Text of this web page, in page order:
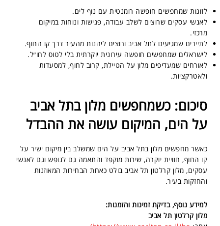
לזוגות שמחפשים חופשה רומנטית עם נוף לים.
לאנשי עסקים שרוצים לשלב עבודה, פגישות ונוחות במיקום
מרכזי.
לתיירים שמגיעים לתל אביב ורוצים ליהנות מהעיר דרך קו החוף.
לישראלים שמחפשים חופשה עירונית יוקרתית בלי לטוס לחו״ל.
לאורחים שמעדיפים מלון על הטיילת, קרוב לחוף, למסעדות
ולאטרקציות.
סיכום: כשמחפשים מלון בתל אביב
על הים, המיקום עושה את ההבדל
כאשר מחפשים מלון בתל אביב על הים שמשלב בין מיקום ישיר על
קו החוף, חוויית יוקרה, שירות מוקפד והתאמה גם לנופש וגם לאנשי
עסקים, מלון קרלטון תל אביב בולט כאחת הבחירות המאוזנות
והחזקות בעיר.
למידע נוסף, בדיקת זמינות והזמנות:
מלון קרלטון תל אביב